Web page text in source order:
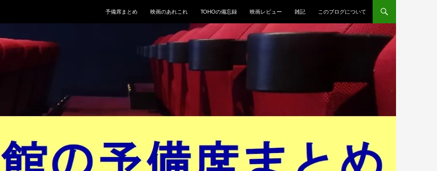
予備席まとめ 映画のあれこれ TOHOの備忘録 映画レビュー 雑記 このブログについて